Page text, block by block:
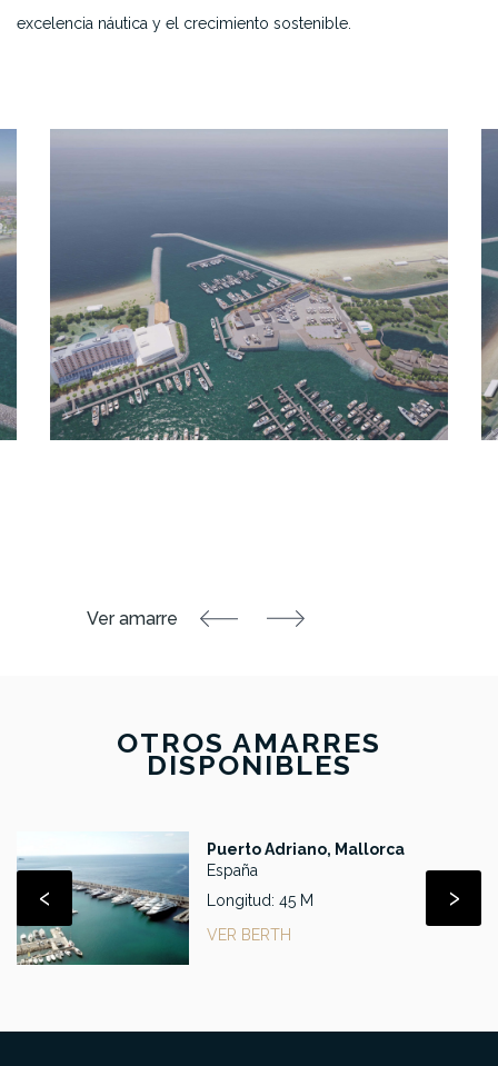
excelencia náutica y el crecimiento sostenible.
OTROS AMARRES
DISPONIBLES
Puerto Adriano, Mallorca
España
Longitud: 45 M
VER BERTH
‹ ›